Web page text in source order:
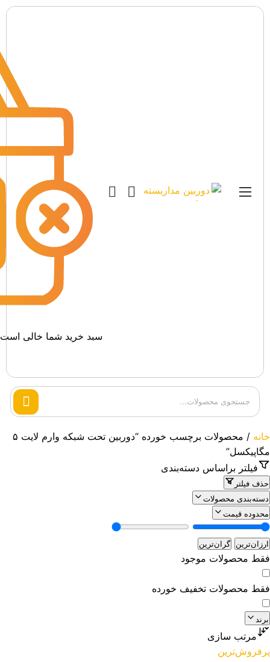
سبد خرید شما خالی
Search
خانه
/ محصولات برچسب خورده “دوربین تحت شبکه وارم لایت ۵
مگاپیکسل”
فیلتر براساس دسته‌بندی
حذف فیلتر
دسته‌بندی محصولات
محدوده قیمت
ارزان‌ترین گران‌ترین
فقط محصولات موجود
فقط محصولات تخفیف خورده
برند
مرتب سازی
پرفروش‌ترین